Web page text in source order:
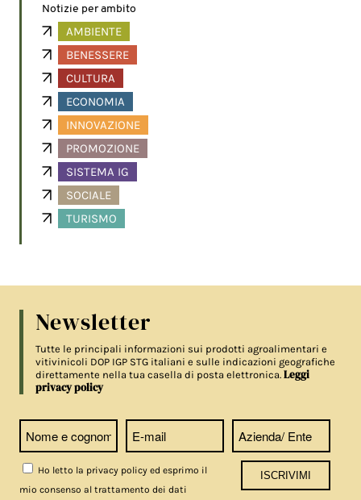
Notizie per ambito
AMBIENTE
BENESSERE
CULTURA
ECONOMIA
INNOVAZIONE
PROMOZIONE
SISTEMA IG
SOCIALE
TURISMO
Newsletter
Tutte le principali informazioni sui prodotti agroalimentari e
vitivinicoli DOP IGP STG italiani e sulle indicazioni geografiche
direttamente nella tua casella di posta elettronica.Leggi
privacy policy
Ho letto la privacy policy ed esprimo il
mio consenso al trattamento dei dati